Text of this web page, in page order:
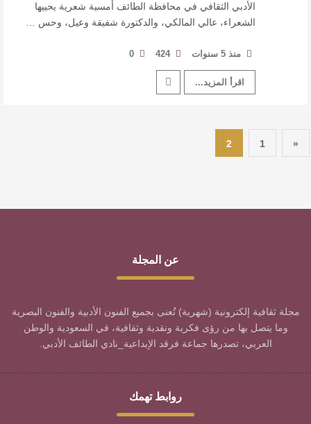
الأدبي الثقافي في محافظة الطائف أمسية شعرية يحييها
الشعراء، عالي المالكي، والدكتورة شفيقة وعيل، وحس …
منذ 5 سنوات 424
0
اقرأ المزيد...
«
1
2
عن المجلة
مجلة ثقافية إلكترونية (شهرية) تُعنى بجميع الفنون الأدبية والفنون البصرية
وما يتصل بها من رؤى فكرية ونقدية وثقافية، في السعودية والوطن
العربي، تصدرها جماعة فرقد الإبداعية_نادي الطائف الأدبي.
روابط تهمك